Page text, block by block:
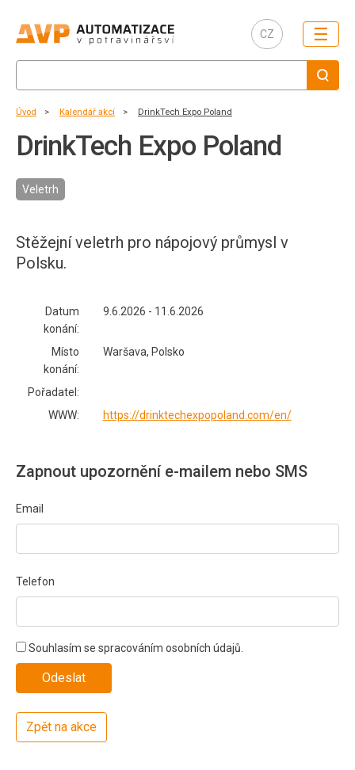
CZ ☰
Úvod Kalendář akcí DrinkTech Expo Poland
DrinkTech Expo Poland
Veletrh
Stěžejní veletrh pro nápojový průmysl v
Polsku.
Datum
konání:
9.6.2026 - 11.6.2026
Místo
konání:
Waršava, Polsko
Pořadatel:
WWW:
https://drinktechexpopoland.com/en/
Zapnout upozornění e-mailem nebo SMS
Email
Telefon
Souhlasím se spracováním osobních údajů.
Zpět na akce